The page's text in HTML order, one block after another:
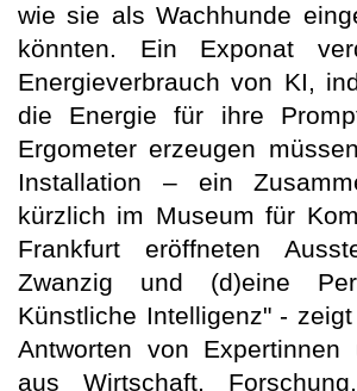
wie sie als Wachhunde
könnten. Ein Exponat
Energieverbrauch von KI,
die Energie für ihre
Ergometer erzeugen
Installation – ein
kürzlich im Museum für
Frankfurt eröffneten
Zwanzig und (d)eine
Künstliche Intelligenz" -
Antworten von Expertinnen
aus Wirtschaft,